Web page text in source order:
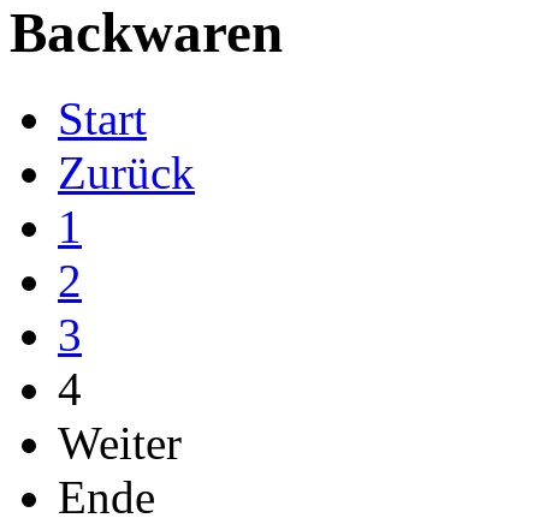
Backwaren
Start
Zurück
1
2
3
4
Weiter
Ende